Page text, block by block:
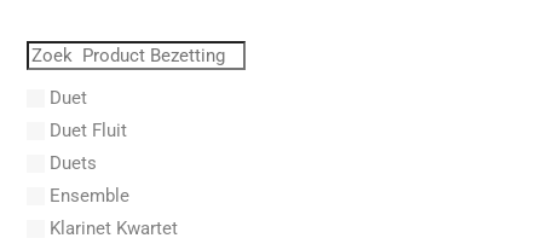
Absil, Jean
Abt, Franz Wilhelm
AC/DC
Achleitner, Rudolf
Acker, Dieter
Acosta, Omar
Duet
Duet Fluit
Duets
Ensemble
Klarinet Kwartet